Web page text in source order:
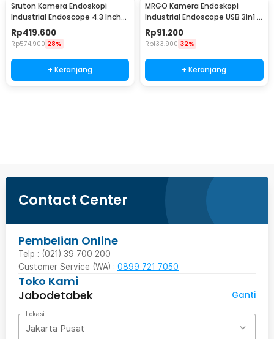
Sruton Kamera Endoskopi
Industrial Endoscope 4.3 Inch
IPS LCD 1080P - P40
Rp419.600
Rp574.900 28%
+ Keranjang
MRGO Kamera Endoskopi
Industrial Endoscope USB 3in1 8
LED 1200P 2M - MR28
Rp91.200
Rp133.900 32%
+ Keranjang
Contact Center
Pembelian Online
Telp : (021) 39 700 200
Customer Service (WA) : 0899 721 7050
Toko Kami
Jabodetabek
Ganti
Lokasi
Jakarta Pusat